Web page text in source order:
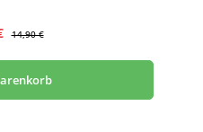
Regulärer Preis:
14,90 €